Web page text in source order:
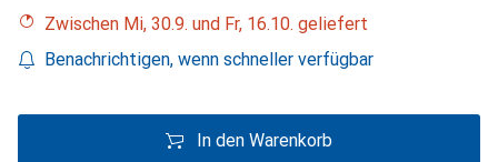
Zwischen Mi, 30.9. und Fr, 16.10. geliefert
Benachrichtigen, wenn schneller verfügbar
In den Warenkorb